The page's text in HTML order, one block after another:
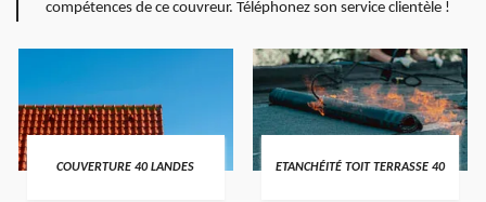
compétences de ce couvreur. Téléphonez son service clientèle !
COUVERTURE 40 LANDES ETANCHÉITÉ TOIT TERRASSE 40